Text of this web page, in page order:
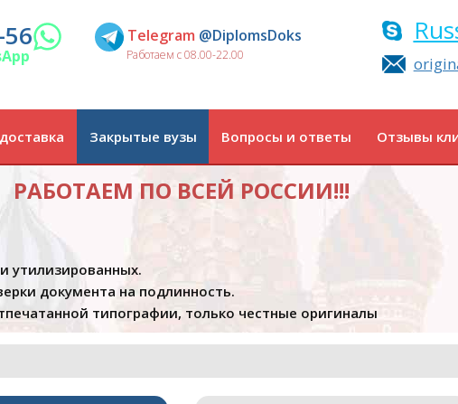
Telegram @DiplomsDoks
Работаем с 08.00-22.00
Закрытые вузы Вопросы и ответы Отзывы
РАБОТАЕМ ПО ВСЕЙ РОССИИ!!!
утилизированных.
документа на подлинность.
типографии, только честные оригиналы